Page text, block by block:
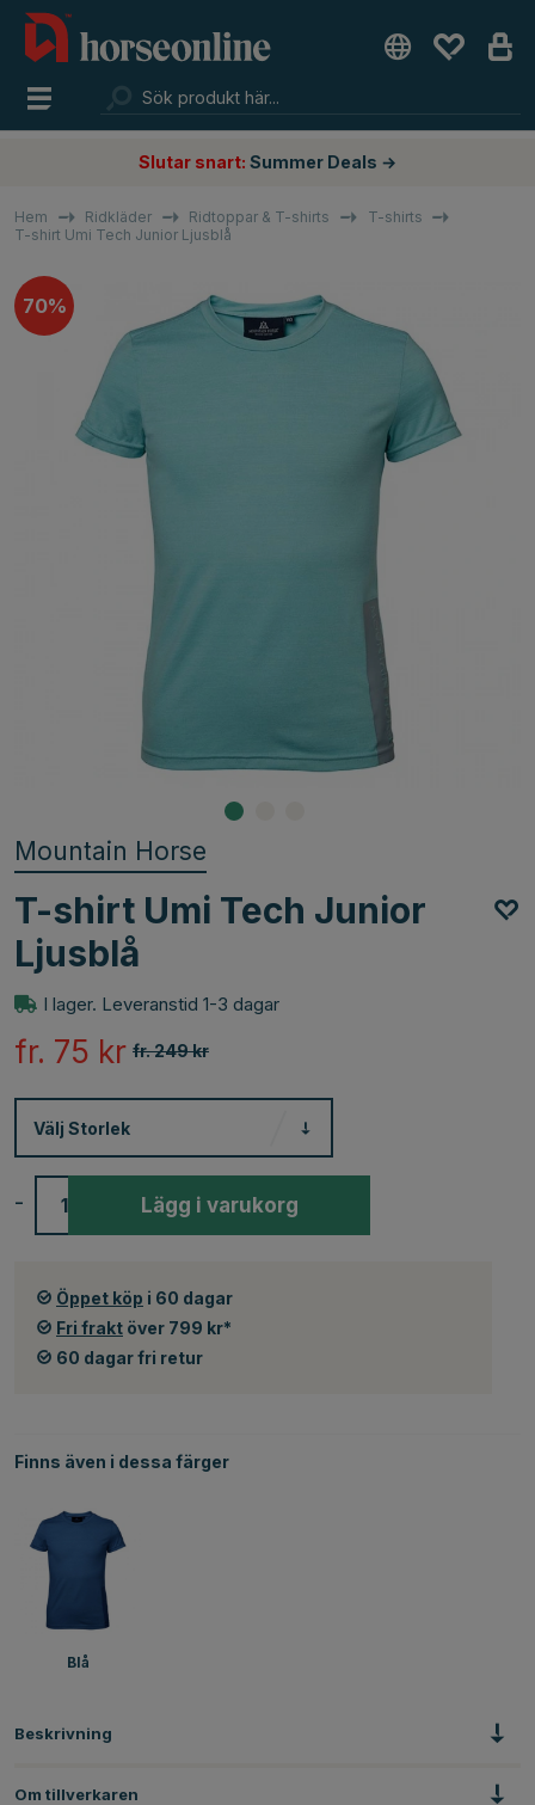
Slutar snart: Summer Deals →
Hem Ridkläder Ridtoppar & T-shirts
T-shirts
T-shirt Umi Tech Junior Ljusblå
70%
Mountain Horse
T-shirt Umi Tech Junior
Ljusblå
I lager. Leveranstid 1-3 dagar
fr. 249kr
fr. 75 kr
Välj Storlek
- Lägg i varukorg
Öppet köp i 60 dagar
Fri frakt över 799 kr*
60 dagar fri retur
Finns även i dessa färger
Blå
Beskrivning
Om tillverkaren